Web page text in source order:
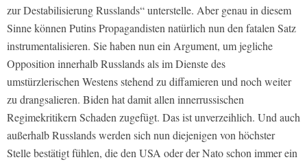
zur Destabilisierung Russlands“ unterstelle. Aber genau in diesem
Sinne können Putins Propagandisten natürlich nun den fatalen Satz
instrumentalisieren. Sie haben nun ein Argument, um jegliche
Opposition innerhalb Russlands als im Dienste des
umstürzlerischen Westens stehend zu diffamieren und noch weiter
zu drangsalieren. Biden hat damit allen innerrussischen
Regimekritikern Schaden zugefügt. Das ist unverzeihlich. Und auch
außerhalb Russlands werden sich nun diejenigen von höchster
Stelle bestätigt fühlen, die den USA oder der Nato schon immer ein